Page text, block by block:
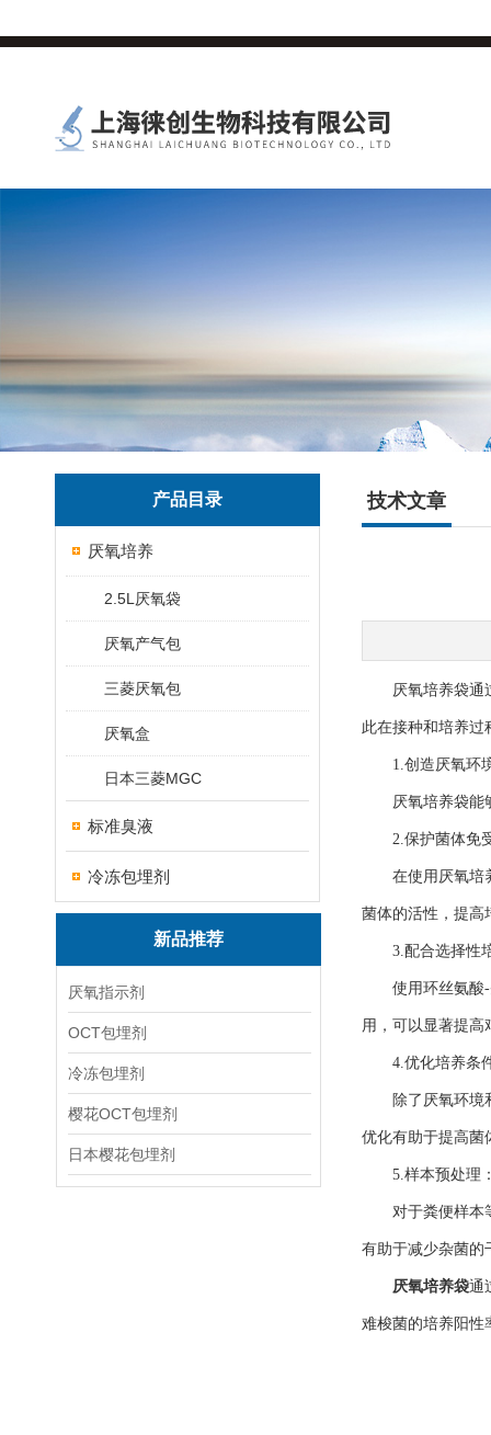
产品目录
厌氧培养
2.5L厌氧袋
厌氧产气包
三菱厌氧包
厌氧盒
日本三菱MGC
标准臭液
冷冻包埋剂
新品推荐
厌氧指示剂
OCT包埋剂
冷冻包埋剂
樱花OCT包埋剂
日本樱花包埋剂
技术文章
厌氧培养袋通过
此在接种和培养过
1.创造厌氧环
厌氧培养袋能够
2.保护菌体免
在使用厌氧培养
菌体的活性，提高
3.配合选择性
使用环丝氨酸-头
用，可以显著提高
4.优化培养条
除了厌氧环境和
优化有助于提高菌
5.样本预处理
对于粪便样本等
有助于减少杂菌的
厌氧培养袋通
难梭菌的培养阳性